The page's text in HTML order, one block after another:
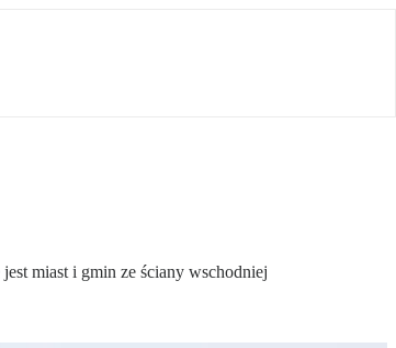
miast i gmin ze ściany wschodniej